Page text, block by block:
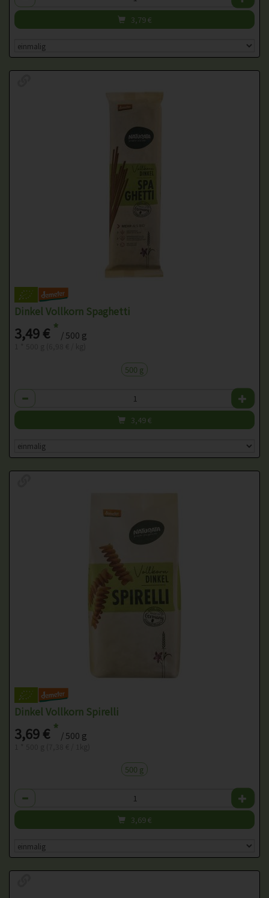
3,79€
Dinkel Vollkorn Spaghetti
3,49 €* / 500 g
500 g
Anzahl
3,49€
Dinkel Vollkorn Spirelli
3,69 €* / 500 g
500 g
Anzahl
3,69€